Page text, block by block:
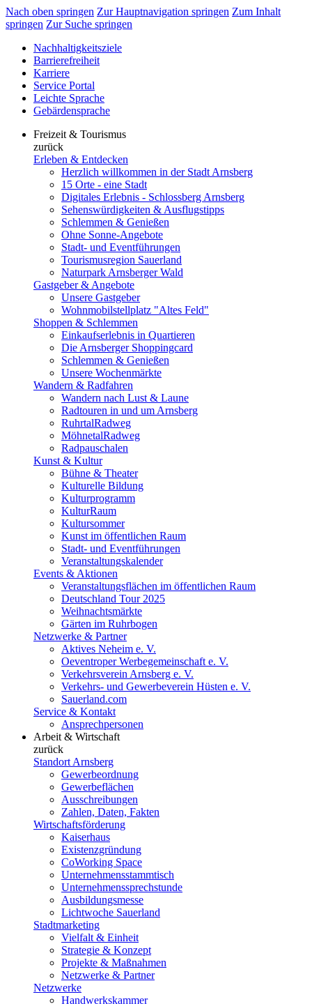
Nach oben springen Zur Hauptnavigation springen Zum Inhalt
springen Zur Suche springen
Nachhaltigkeitsziele
Barrierefreiheit
Karriere
Service Portal
Leichte Sprache
Gebärdensprache
Freizeit & Tourismus
zurück
Erleben & Entdecken
Herzlich willkommen in der Stadt Arnsberg
15 Orte - eine Stadt
Digitales Erlebnis - Schlossberg Arnsberg
Sehenswürdigkeiten & Ausflugstipps
Schlemmen & Genießen
Ohne Sonne-Angebote
Stadt- und Eventführungen
Tourismusregion Sauerland
Naturpark Arnsberger Wald
Gastgeber & Angebote
Unsere Gastgeber
Wohnmobilstellplatz "Altes Feld"
Shoppen & Schlemmen
Einkaufserlebnis in Quartieren
Die Arnsberger Shoppingcard
Schlemmen & Genießen
Unsere Wochenmärkte
Wandern & Radfahren
Wandern nach Lust & Laune
Radtouren in und um Arnsberg
RuhrtalRadweg
MöhnetalRadweg
Radpauschalen
Kunst & Kultur
Bühne & Theater
Kulturelle Bildung
Kulturprogramm
KulturRaum
Kultursommer
Kunst im öffentlichen Raum
Stadt- und Eventführungen
Veranstaltungskalender
Events & Aktionen
Veranstaltungsflächen im öffentlichen Raum
Deutschland Tour 2025
Weihnachtsmärkte
Gärten im Ruhrbogen
Netzwerke & Partner
Aktives Neheim e. V.
Oeventroper Werbegemeinschaft e. V.
Verkehrsverein Arnsberg e. V.
Verkehrs- und Gewerbeverein Hüsten e. V.
Sauerland.com
Service & Kontakt
Ansprechpersonen
Arbeit & Wirtschaft
zurück
Standort Arnsberg
Gewerbeordnung
Gewerbeflächen
Ausschreibungen
Zahlen, Daten, Fakten
Wirtschaftsförderung
Kaiserhaus
Existenzgründung
CoWorking Space
Unternehmensstammtisch
Unternehmenssprechstunde
Ausbildungsmesse
Lichtwoche Sauerland
Stadtmarketing
Vielfalt & Einheit
Strategie & Konzept
Projekte & Maßnahmen
Netzwerke & Partner
Netzwerke
Handwerkskammer